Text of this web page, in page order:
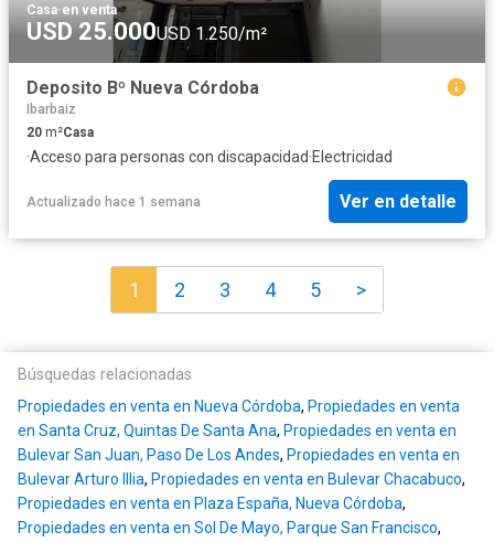
Casa·en venta
USD 25.000USD 1.250/m²
Deposito Bº Nueva Córdoba
Ibarbaiz
20 m²Casa
·Acceso para personas con discapacidad·Electricidad
Actualizado hace 1 semana Ver en detalle
1 2 3 4 5 >
Búsquedas relacionadas
Propiedades en venta en Nueva Córdoba, Propiedades en venta
en Santa Cruz, Quintas De Santa Ana, Propiedades en venta en
Bulevar San Juan, Paso De Los Andes, Propiedades en venta en
Bulevar Arturo Illia, Propiedades en venta en Bulevar Chacabuco,
Propiedades en venta en Plaza España, Nueva Córdoba,
Propiedades en venta en Sol De Mayo, Parque San Francisco,